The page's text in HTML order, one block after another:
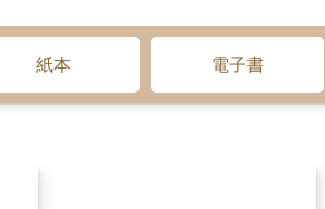
紙本 電子書